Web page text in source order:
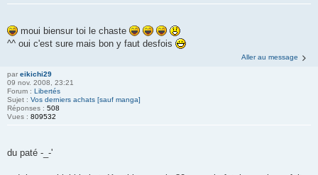
moui biensur toi le chaste
^^ oui c'est sure mais bon y faut desfois
Aller au message
par eikichi29
09 nov. 2008, 23:21
Forum : Libertés
Sujet : Vos derniers achats [sauf manga]
Réponses : 508
Vues : 809532
du paté -_-'